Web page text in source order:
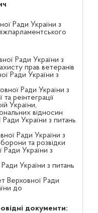
Ради України з
Ради України з
прав ветеранів
Ради України з
Ради України з
реінтеграції
України,
відносин
України з питань
Ради України з
та розвідки
Ради України з
України з питань
Верховної Ради
до
документи: